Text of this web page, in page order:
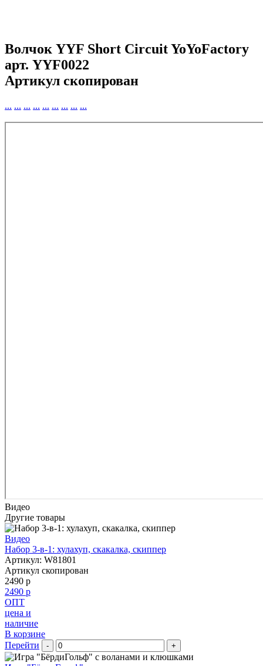
Волчок YYF Short Circuit YoYoFactory
арт. YYF0022
Артикул скопирован
... ... ... ... ... ... ... ... ...
Видео
Другие товары
Видео
Набор 3-в-1: хулахуп, скакалка, скиппер
Артикул: W81801
Артикул скопирован
2490 р
2490 р
ОПТ
цена и
наличие
В корзине
Перейти
- +